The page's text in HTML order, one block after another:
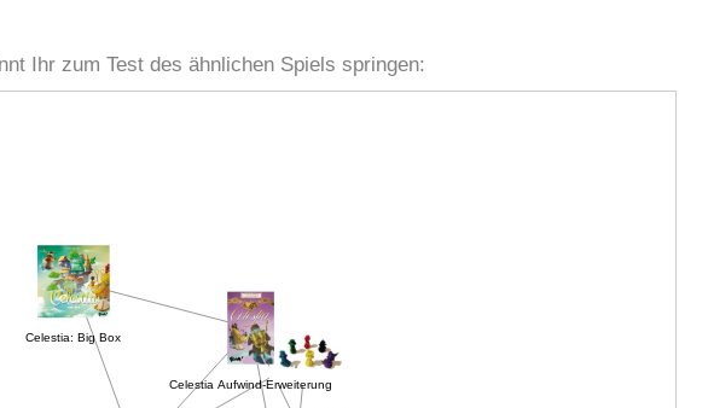
Ihr zum Test des ähnlichen Spiels springen:
Celestia Aufwind-Erweiterung
Celestia: Big Box